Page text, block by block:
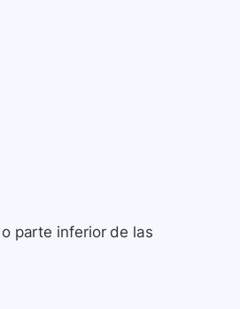
parte inferior de las